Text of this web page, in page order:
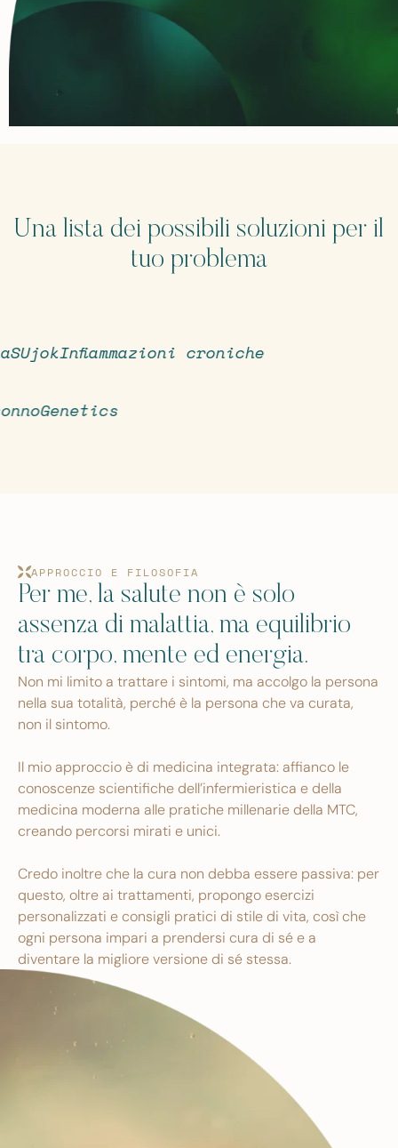
Una lista dei possibili soluzioni per il
tuo problema
SUjokInfiammazioni croniche
Genetics
APPROCCIO E FILOSOFIA
Per me, la salute non è solo
assenza di malattia, ma equilibrio
tra corpo, mente ed energia.
Non mi limito a trattare i sintomi, ma accolgo la persona
nella sua totalità, perché è la persona che va curata,
non il sintomo.
Il mio approccio è di medicina integrata: affianco le
conoscenze scientifiche dell’infermieristica e della
medicina moderna alle pratiche millenarie della MTC,
creando percorsi mirati e unici.
Credo inoltre che la cura non debba essere passiva: per
questo, oltre ai trattamenti, propongo esercizi
personalizzati e consigli pratici di stile di vita, così che
ogni persona impari a prendersi cura di sé e a
diventare la migliore versione di sé stessa.